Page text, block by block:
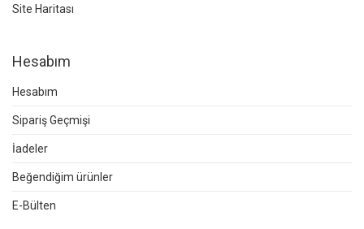
Site Haritası
Hesabım
Hesabım
Sipariş Geçmişi
İadeler
Beğendiğim ürünler
E-Bülten